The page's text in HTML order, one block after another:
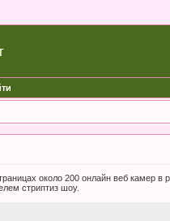
около 200 онлайн веб камер
стриптиз шоу.